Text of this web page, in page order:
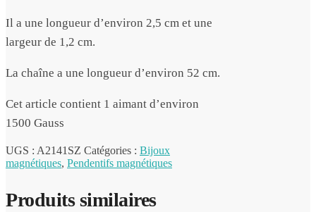
Il a une longueur d’environ 2,5 cm et une
largeur de 1,2 cm.
La chaîne a une longueur d’environ 52 cm.
Cet article contient 1 aimant d’environ
1500 Gauss
UGS : A2141SZ Catégories : Bijoux
magnétiques, Pendentifs magnétiques
Produits similaires